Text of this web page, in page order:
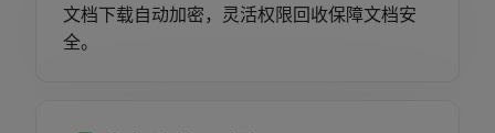
文档下载自动加密，灵活权限回收保障文档安
全。